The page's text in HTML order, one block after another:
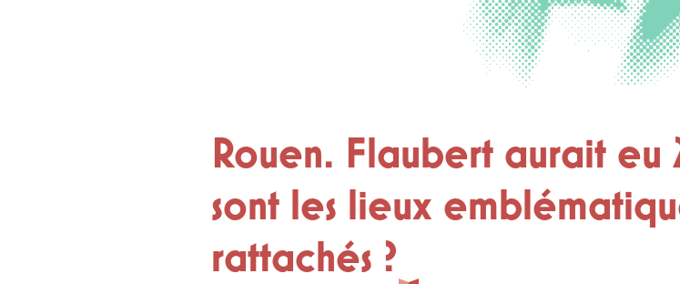
Rouen. Flaubert aurait
sont les lieux
rattachés ?